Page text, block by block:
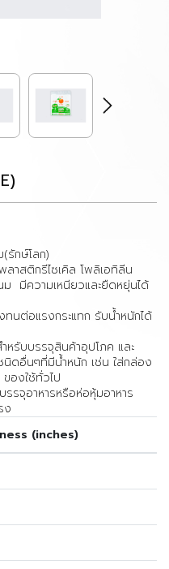
รักษ์โลก)
ลาสติกรีไซเคิล โพลิเอทิลีน
ม มีความเหนียวและยืดหยุ่นได้
ทนต่อแรงกระแทก รับน้ำหนักได้
ำหรับบรรจุสินค้าอุปโภค และ
นิดอื่นๆที่มีน้ำหนัก เช่น ใส่กล่อง
ของใช้ทั่วไป
รรจุอาหารหรือห่อหุ้มอาหาร
ง
(inches)